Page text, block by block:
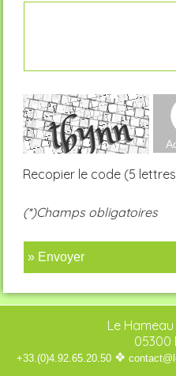
Recopier le code (5
(*)Champs obligatoires
» Envoyer
Le
05300
+33.(0)4.92.65.20.50 ❖